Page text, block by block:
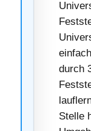
durch
Stelle